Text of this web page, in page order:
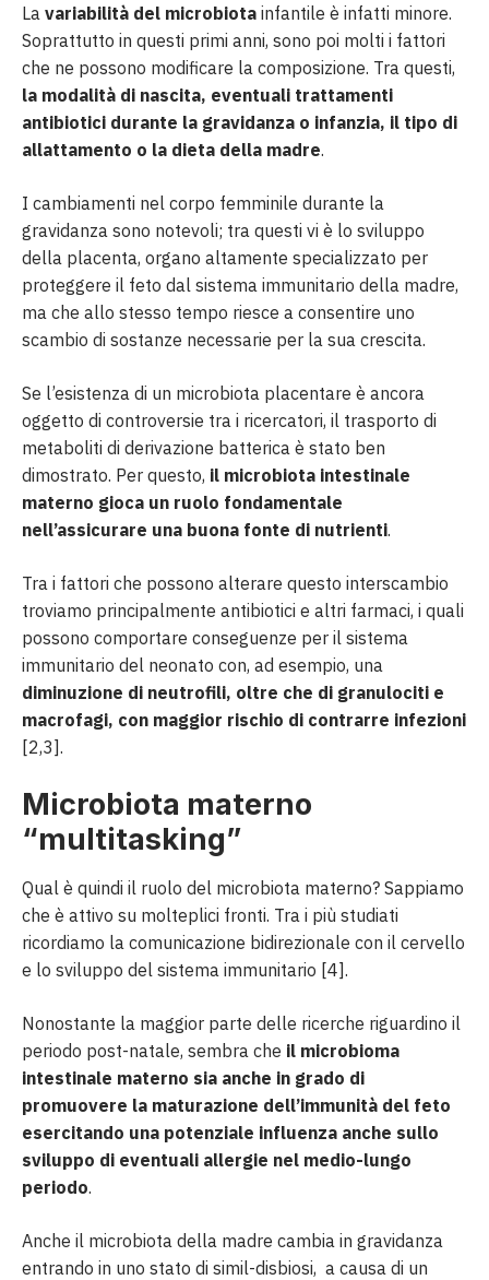
La variabilità del microbiota infantile è infatti minore.
Soprattutto in questi primi anni, sono poi molti i fattori
che ne possono modificare la composizione. Tra questi,
la modalità di nascita, eventuali trattamenti
antibiotici durante la gravidanza o infanzia, il tipo di
allattamento o la dieta della madre.
I cambiamenti nel corpo femminile durante la
gravidanza sono notevoli; tra questi vi è lo sviluppo
della placenta, organo altamente specializzato per
proteggere il feto dal sistema immunitario della madre,
ma che allo stesso tempo riesce a consentire uno
scambio di sostanze necessarie per la sua crescita.
Se l’esistenza di un microbiota placentare è ancora
oggetto di controversie tra i ricercatori, il trasporto di
metaboliti di derivazione batterica è stato ben
dimostrato. Per questo, il microbiota intestinale
materno gioca un ruolo fondamentale
nell’assicurare una buona fonte di nutrienti.
Tra i fattori che possono alterare questo interscambio
troviamo principalmente antibiotici e altri farmaci, i quali
possono comportare conseguenze per il sistema
immunitario del neonato con, ad esempio, una
diminuzione di neutrofili, oltre che di granulociti e
macrofagi, con maggior rischio di contrarre infezioni
[2,3].
Microbiota materno
“multitasking”
Qual è quindi il ruolo del microbiota materno? Sappiamo
che è attivo su molteplici fronti. Tra i più studiati
ricordiamo la comunicazione bidirezionale con il cervello
e lo sviluppo del sistema immunitario [4].
Nonostante la maggior parte delle ricerche riguardino il
periodo post-natale, sembra che il microbioma
intestinale materno sia anche in grado di
promuovere la maturazione dell’immunità del feto
esercitando una potenziale influenza anche sullo
sviluppo di eventuali allergie nel medio-lungo
periodo.
Anche il microbiota della madre cambia in gravidanza
entrando in uno stato di simil-disbiosi, a causa di un